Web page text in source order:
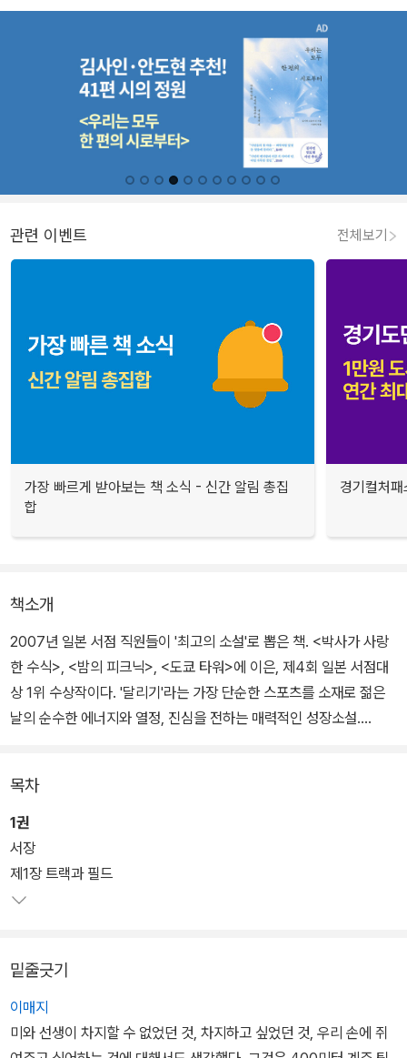
관련 이벤트 전체보기
가장 빠르게 받아보는 책 소식 - 신간 알림 총집
합
경기컬처
책소개
2007년 일본 서점 직원들이 '최고의 소설'로 뽑은 책. <박사가 사랑
한 수식>, <밤의 피크닉>, <도쿄 타워>에 이은, 제4회 일본 서점대
상 1위 수상작이다. '달리기'라는 가장 단순한 스포츠를 소재로 젊은
날의 순수한 에너지와 열정, 진심을 전하는 매력적인 성장소설.
꿈을 포기한 신지는 고등학교 진학 후 친구 렌과 함께 육상부에 가입
하게 된다. 달리기에 소질은 있지만 연습을 게을리 하는 렌과 달리 신
지는 처음부터 특별한 두각을 나타내지는 않았지만 성실하게 연습하
며 차츰 달리기에 매료된다. 마침내 쟁쟁한 선배들을 제치고 400미
터 릴레이 주자로 선발된 신지는 전국대회 참가를 목표로 힘차게 두
목차
1권
서장
제1장 트랙과 필드
밑줄긋기
이매지
미와 선생이 차지할 수 없었던 것, 차지하고 싶었던 것, 우리 손에 쥐